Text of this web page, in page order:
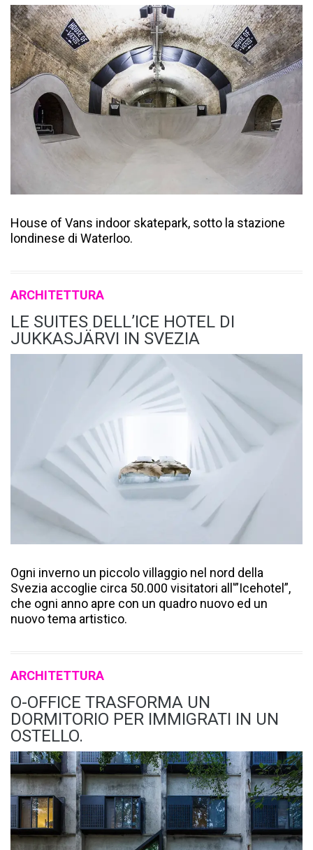
House of Vans indoor skatepark, sotto la stazione
londinese di Waterloo.
ARCHITETTURA
LE SUITES DELL’ICE HOTEL DI
JUKKASJÄRVI IN SVEZIA
Ogni inverno un piccolo villaggio nel nord della
Svezia accoglie circa 50.000 visitatori all'”Icehotel”,
che ogni anno apre con un quadro nuovo ed un
nuovo tema artistico.
ARCHITETTURA
O-OFFICE TRASFORMA UN
DORMITORIO PER IMMIGRATI IN UN
OSTELLO.